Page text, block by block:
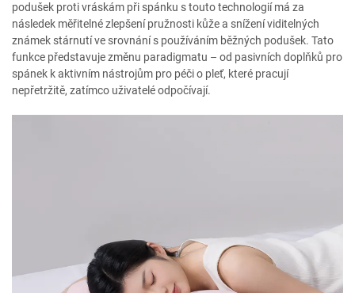
podušek proti vráskám při spánku s touto technologií má za
následek měřitelné zlepšení pružnosti kůže a snížení viditelných
známek stárnutí ve srovnání s používáním běžných podušek. Tato
funkce představuje změnu paradigmatu – od pasivních doplňků pro
spánek k aktivním nástrojům pro péči o pleť, které pracují
nepřetržitě, zatímco uživatelé odpočívají.